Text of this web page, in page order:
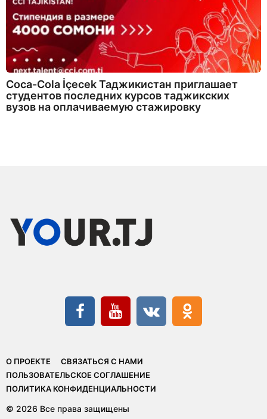
Coca-Cola İçecek Таджикистан приглашает
студентов последних курсов таджикских
вузов на оплачиваемую стажировку
О ПРОЕКТЕ
СВЯЗАТЬСЯ С НАМИ
ПОЛЬЗОВАТЕЛЬСКОЕ СОГЛАШЕНИЕ
ПОЛИТИКА КОНФИДЕНЦИАЛЬНОСТИ
© 2026 Все права защищены